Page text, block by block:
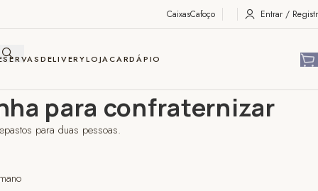
CaixasCafoço Entrar /
DELIVERYLOJACARDÁPIO
para confraternizar
para duas pessoas.